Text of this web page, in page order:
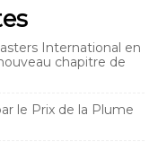
International en
chapitre de
le Prix de la Plume